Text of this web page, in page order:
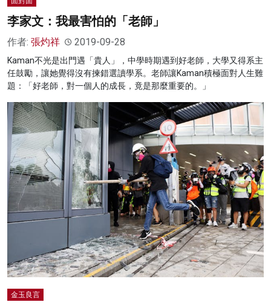
李家文：我最害怕的「老師」
作者: 張灼祥 2019-09-28
Kaman不光是出門遇「貴人」，中學時期遇到好老師，大學又得系主
任鼓勵，讓她覺得沒有揀錯選讀學系。老師讓Kaman積極面對人生難
題：「好老師，對一個人的成長，竟是那麼重要的。」
金玉良言